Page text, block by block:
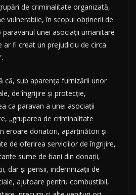
de criminalitate organizată,
vulnerabile, în scopul obţinerii de
unei asociaţii umanitare
ar fi creat un prejudiciu de circa
că, sub aparenţa furnizării unor
de îngrijire şi protecţie,
ca paravan a unei asociaţii
„gruparea de criminalitate
eroare donatori, aparţinători şi
de oferirea serviciilor de îngrijire,
sume de bani din donaţii,
dar şi pensii, indemnizaţii de
ajutoare pentru combustibil,